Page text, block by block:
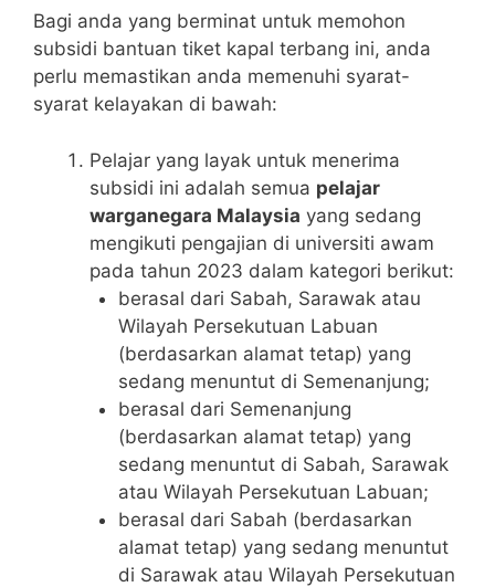
Bagi anda yang berminat untuk memohon
subsidi bantuan tiket kapal terbang ini, anda
perlu memastikan anda memenuhi syarat-
syarat kelayakan di bawah:
Pelajar yang layak untuk menerima
subsidi ini adalah semua pelajar
warganegara Malaysia yang sedang
mengikuti pengajian di universiti awam
pada tahun 2023 dalam kategori berikut:
berasal dari Sabah, Sarawak atau
Wilayah Persekutuan Labuan
(berdasarkan alamat tetap) yang
sedang menuntut di Semenanjung;
berasal dari Semenanjung
(berdasarkan alamat tetap) yang
sedang menuntut di Sabah, Sarawak
atau Wilayah Persekutuan Labuan;
berasal dari Sabah (berdasarkan
alamat tetap) yang sedang menuntut
di Sarawak atau Wilayah Persekutuan